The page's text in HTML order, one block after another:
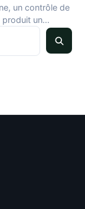
un contrôle de
produit un…